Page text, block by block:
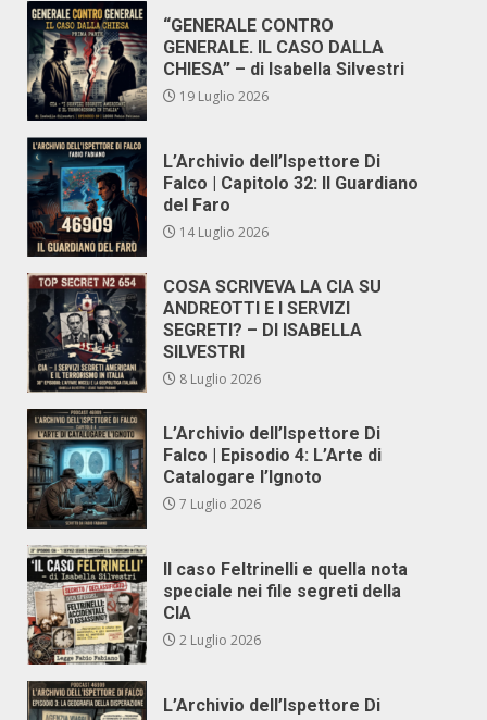
“GENERALE CONTRO
GENERALE. IL CASO DALLA
CHIESA” – di Isabella Silvestri
19 Luglio 2026
L’Archivio dell’Ispettore Di
Falco | Capitolo 32: Il Guardiano
del Faro
14 Luglio 2026
COSA SCRIVEVA LA CIA SU
ANDREOTTI E I SERVIZI
SEGRETI? – DI ISABELLA
SILVESTRI
8 Luglio 2026
L’Archivio dell’Ispettore Di
Falco | Episodio 4: L’Arte di
Catalogare l’Ignoto
7 Luglio 2026
Il caso Feltrinelli e quella nota
speciale nei file segreti della
CIA
2 Luglio 2026
L’Archivio dell’Ispettore Di